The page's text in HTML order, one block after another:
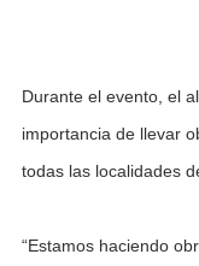
Durante el evento, el
importancia de llevar
todas las localidades
“Estamos haciendo